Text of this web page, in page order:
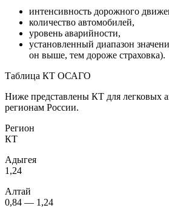
интенсивность дорожного
количество автомобилей,
уровень аварийности,
установленный диапазон
он выше, тем дороже страховка).
Таблица КТ ОСАГО
Ниже представлены КТ для легковых
регионам России.
Регион
КТ
Адыгея
1,24
Алтай
0,84 — 1,24